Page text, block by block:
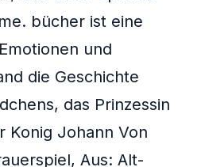
bücher ist eine
und
die Geschichte
das Prinzessin
Konig Johann Von
Aus: Alt-